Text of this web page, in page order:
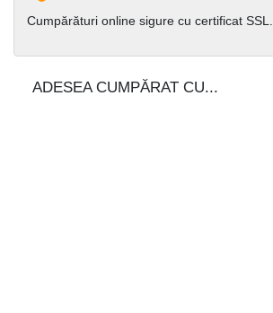
Cumpărături online sigure cu certificat SSL.
ADESEA CUMPĂRAT CU...